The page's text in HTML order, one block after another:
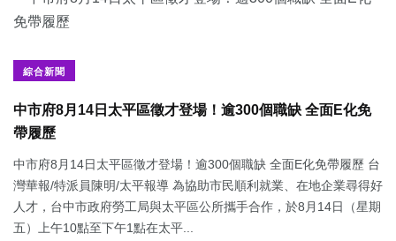
綜合新聞
中市府8月14日太平區徵才登場！逾300個職缺 全面E化免
帶履歷
中市府8月14日太平區徵才登場！逾300個職缺 全面E化免帶履歷 台
灣華報/特派員陳明/太平報導 為協助市民順利就業、在地企業尋得好
人才，台中市政府勞工局與太平區公所攜手合作，於8月14日（星期
五）上午10點至下午1點在太平...